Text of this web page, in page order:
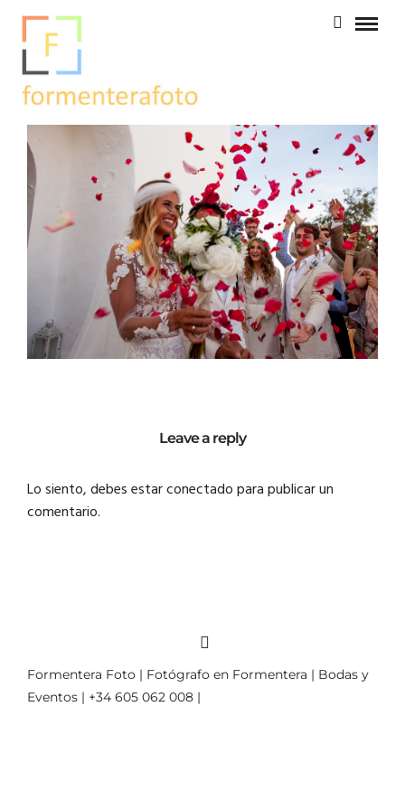
Leave a reply
Lo siento, debes estarconectadopara publicar un
comentario.
Formentera Foto | Fotógrafo en Formentera | Bodas y
Eventos | +34 605 062 008 |